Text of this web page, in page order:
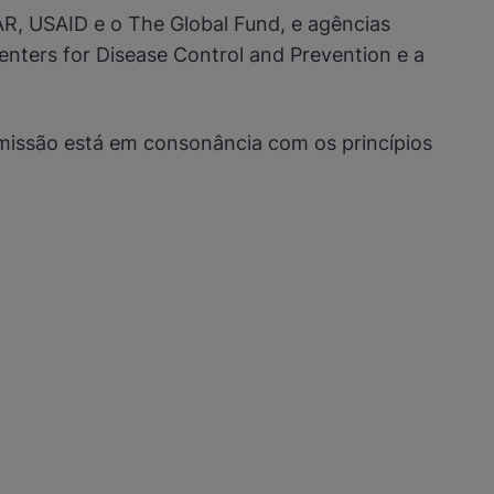
USAID e o The Global Fund, e agências
for Disease Control and Prevention e a
está em consonância com os princípios